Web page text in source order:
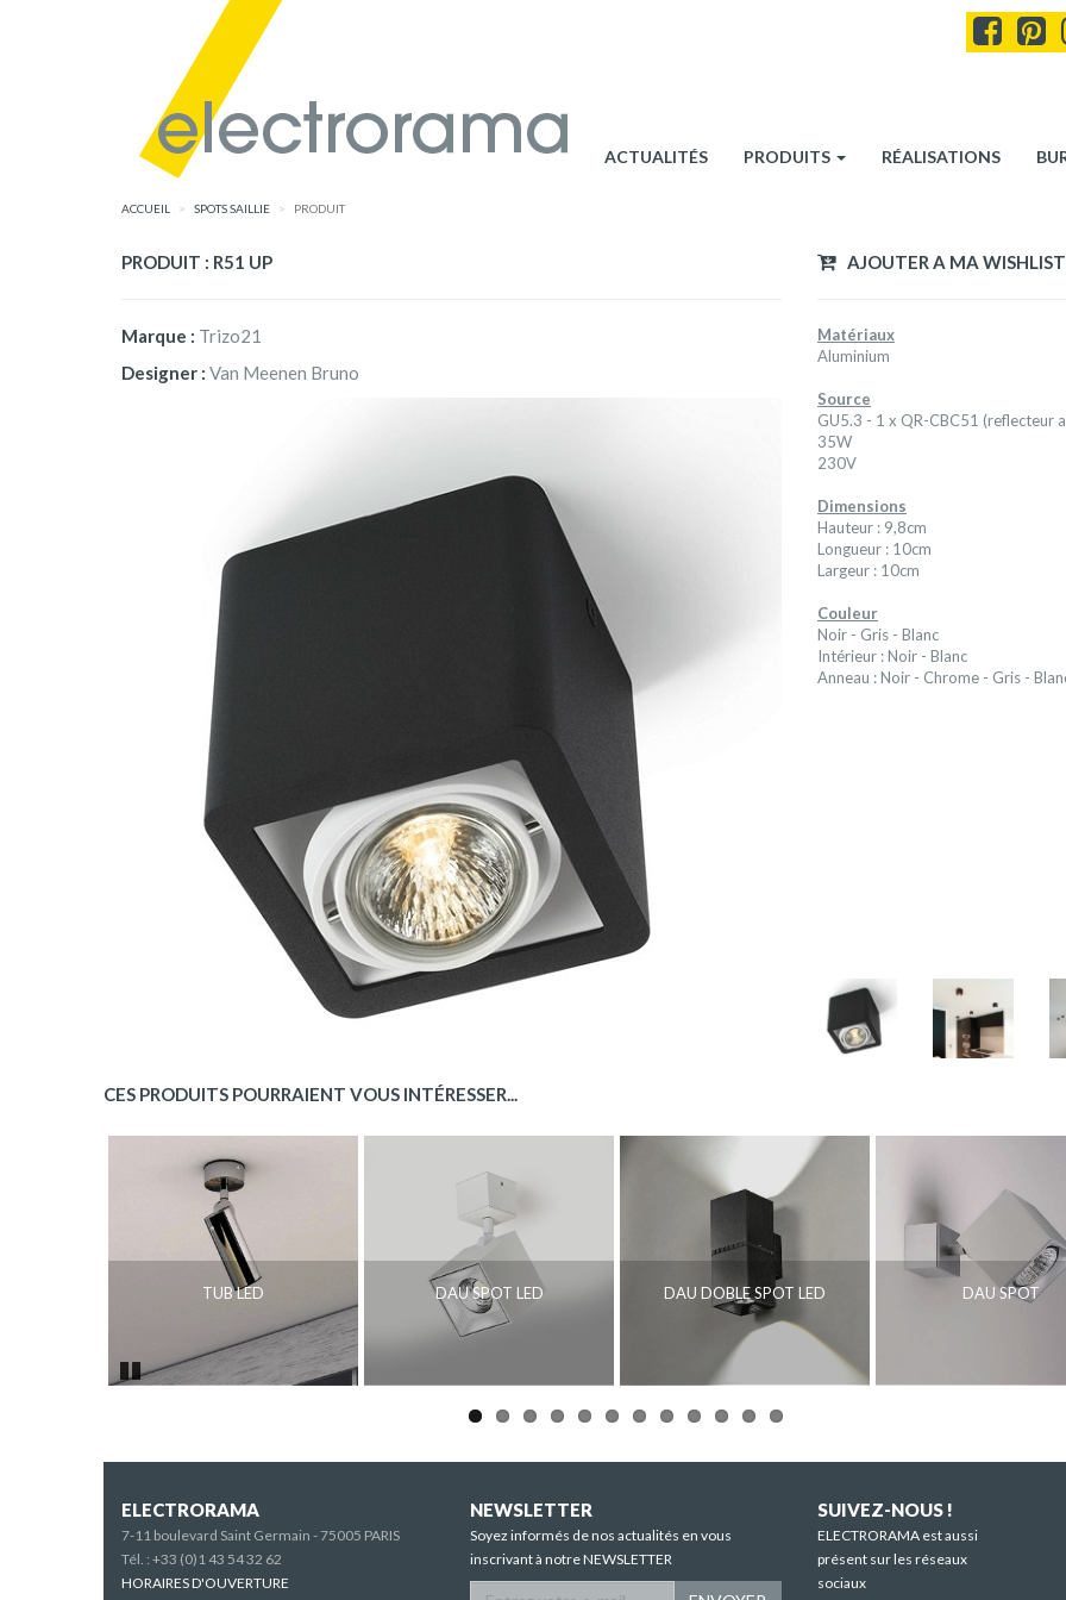
ACTUALITÉS PRODUITS RÉALISATIONS
ACCUEIL SPOTS SAILLIE PRODUIT
PRODUIT : R51 UP
Marque : Trizo21
Designer : Van Meenen Bruno
AJOUTER A MA WISHLIST
Matériaux
Aluminium
Source
GU5.3 - 1 x QR-CBC51 (reflecteur
35W
230V
Dimensions
Hauteur : 9,8cm
Longueur : 10cm
Largeur : 10cm
Couleur
Noir - Gris - Blanc
Intérieur : Noir - Blanc
Anneau : Noir - Chrome - Gris -
CES PRODUITS POURRAIENT VOUS INTÉRESSER...
TUB LED DAU SPOT LED DAU DOBLE SPOT LED DAU SPOT
ELECTRORAMA
7-11 boulevard Saint Germain - 75005 PARIS
Tél. : +33 (0)1 43 54 32 62
HORAIRES D'OUVERTURE
NEWSLETTER
Soyez informés de nos actualités en vous
inscrivant à notre NEWSLETTER
SUIVEZ-NOUS !
ELECTRORAMA est aussi
présent sur les réseaux
sociaux